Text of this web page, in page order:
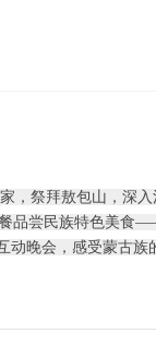
，祭拜敖包山，深
品尝民族特色美食
晚会，感受蒙古族